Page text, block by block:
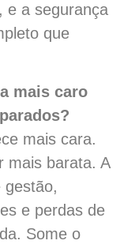
e a segurança
que
mais caro
mais cara.
mais barata. A
gestão,
e perdas de
Some o